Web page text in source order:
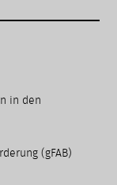
in den
(gFAB)